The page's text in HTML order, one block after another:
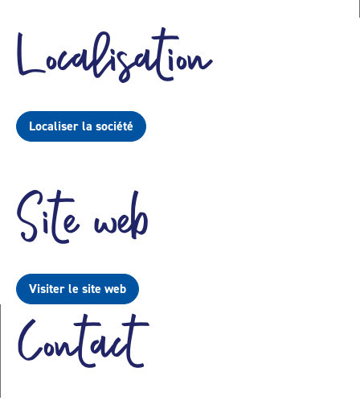
Localisation
Localiser la société
Site web
Visiter le site web
Contact